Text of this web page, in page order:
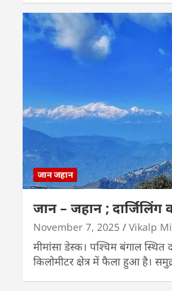
जान जहान
जान – जहान ; दार्जिलिंग
November 7, 2025 Vikalp
मीमांसा डेस्क। पश्चिम बंगाल स्थित
किलोमीटर क्षेत्र में फैला हुआ है।